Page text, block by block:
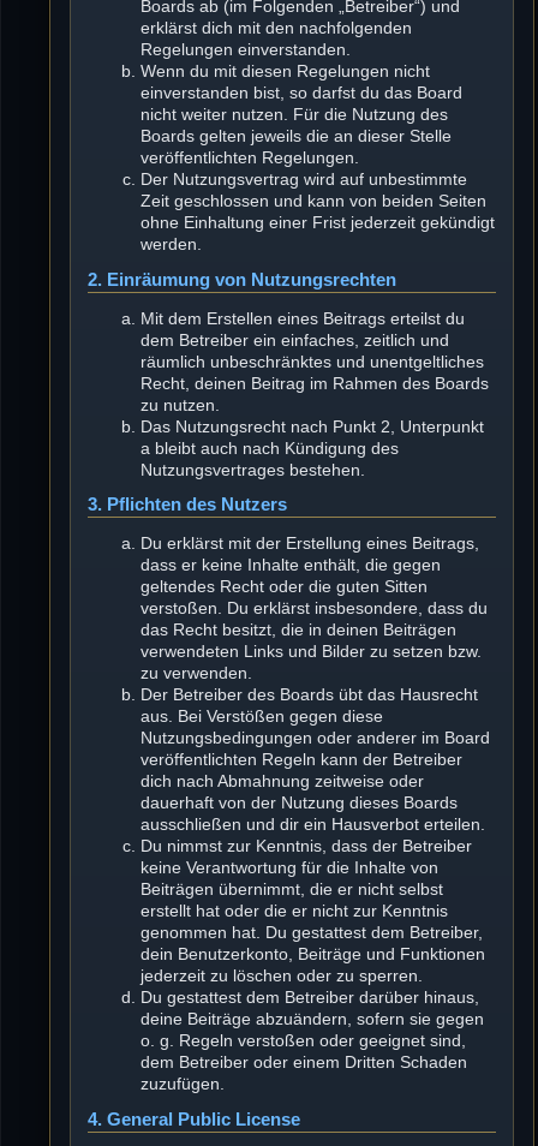
Boards ab (im Folgenden „Betreiber“) und
erklärst dich mit den nachfolgenden
Regelungen einverstanden.
Wenn du mit diesen Regelungen nicht
einverstanden bist, so darfst du das Board
nicht weiter nutzen. Für die Nutzung des
Boards gelten jeweils die an dieser Stelle
veröffentlichten Regelungen.
Der Nutzungsvertrag wird auf unbestimmte
Zeit geschlossen und kann von beiden Seiten
ohne Einhaltung einer Frist jederzeit gekündigt
werden.
2. Einräumung von Nutzungsrechten
Mit dem Erstellen eines Beitrags erteilst du
dem Betreiber ein einfaches, zeitlich und
räumlich unbeschränktes und unentgeltliches
Recht, deinen Beitrag im Rahmen des Boards
zu nutzen.
Das Nutzungsrecht nach Punkt 2, Unterpunkt
a bleibt auch nach Kündigung des
Nutzungsvertrages bestehen.
3. Pflichten des Nutzers
Du erklärst mit der Erstellung eines Beitrags,
dass er keine Inhalte enthält, die gegen
geltendes Recht oder die guten Sitten
verstoßen. Du erklärst insbesondere, dass du
das Recht besitzt, die in deinen Beiträgen
verwendeten Links und Bilder zu setzen bzw.
zu verwenden.
Der Betreiber des Boards übt das Hausrecht
aus. Bei Verstößen gegen diese
Nutzungsbedingungen oder anderer im Board
veröffentlichten Regeln kann der Betreiber
dich nach Abmahnung zeitweise oder
dauerhaft von der Nutzung dieses Boards
ausschließen und dir ein Hausverbot erteilen.
Du nimmst zur Kenntnis, dass der Betreiber
keine Verantwortung für die Inhalte von
Beiträgen übernimmt, die er nicht selbst
erstellt hat oder die er nicht zur Kenntnis
genommen hat. Du gestattest dem Betreiber,
dein Benutzerkonto, Beiträge und Funktionen
jederzeit zu löschen oder zu sperren.
Du gestattest dem Betreiber darüber hinaus,
deine Beiträge abzuändern, sofern sie gegen
o. g. Regeln verstoßen oder geeignet sind,
dem Betreiber oder einem Dritten Schaden
zuzufügen.
4. General Public License